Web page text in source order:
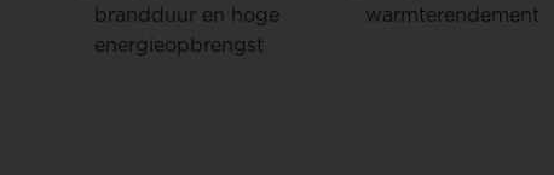
brandduur en hoge
energieopbrengst
warmterendement